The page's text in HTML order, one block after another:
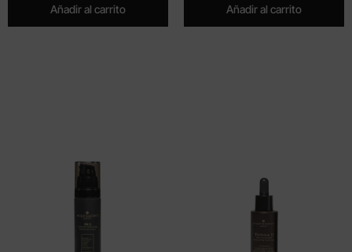
Añadir al carrito Añadir al carrito